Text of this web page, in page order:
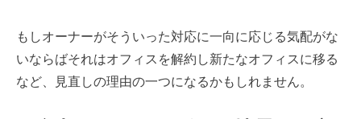
もしオーナーがそういった対応に一向に応じる気配がな
いならばそれはオフィスを解約し新たなオフィスに移る
など、見直しの理由の一つになるかもしれません。